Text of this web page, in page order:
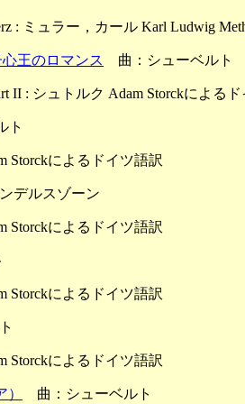
: ミュラー，カール Karl Ludwig
王のロマンス 曲：シューベルト
II : シュトルク Adam Storckによる
ト
Storckによるドイツ語訳
デルスゾーン
Storckによるドイツ語訳
Storckによるドイツ語訳
Storckによるドイツ語訳
曲：シューベルト